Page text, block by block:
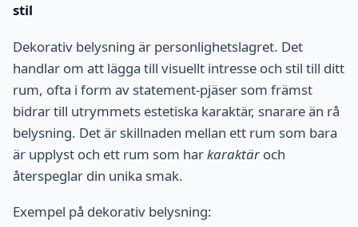
stil
Dekorativ belysning är personlighetslagret. Det
handlar om att lägga till visuellt intresse och stil till ditt
rum, ofta i form av statement-pjäser som främst
bidrar till utrymmets estetiska karaktär, snarare än rå
belysning. Det är skillnaden mellan ett rum som bara
är upplyst och ett rum som harkaraktär och
återspeglar din unika smak.
Exempel på dekorativ belysning: